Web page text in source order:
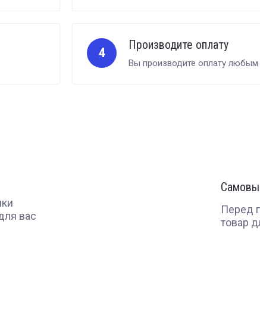
4
Производите оплату
Вы производите оплату
вас
Перед
товар